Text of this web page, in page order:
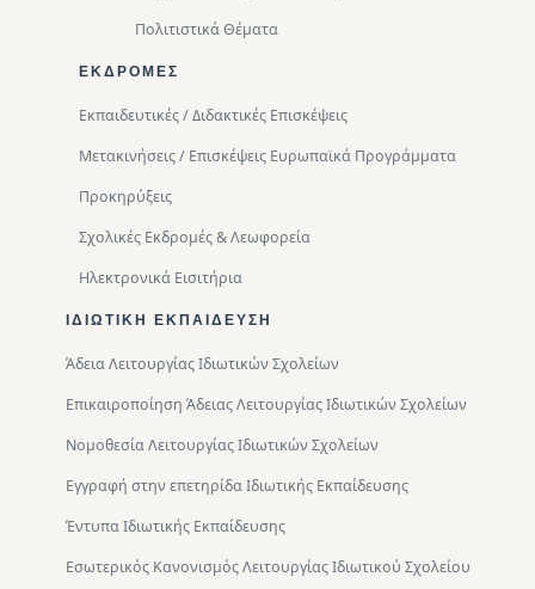
Πολιτιστικά Θέματα
ΕΚΔΡΟΜΈΣ
Εκπαιδευτικές / Διδακτικές Επισκέψεις
Μετακινήσεις / Επισκέψεις Ευρωπαϊκά Προγράμματα
Προκηρύξεις
Σχολικές Εκδρομές & Λεωφορεία
Ηλεκτρονικά Εισιτήρια
ΙΔΙΩΤΙΚΉ ΕΚΠΑΊΔΕΥΣΗ
Άδεια Λειτουργίας Ιδιωτικών Σχολείων
Επικαιροποίηση Άδειας Λειτουργίας Ιδιωτικών Σχολείων
Νομοθεσία Λειτουργίας Ιδιωτικών Σχολείων
Εγγραφή στην επετηρίδα Ιδιωτικής Εκπαίδευσης
Έντυπα Ιδιωτικής Εκπαίδευσης
Εσωτερικός Κανονισμός Λειτουργίας Ιδιωτικού Σχολείου